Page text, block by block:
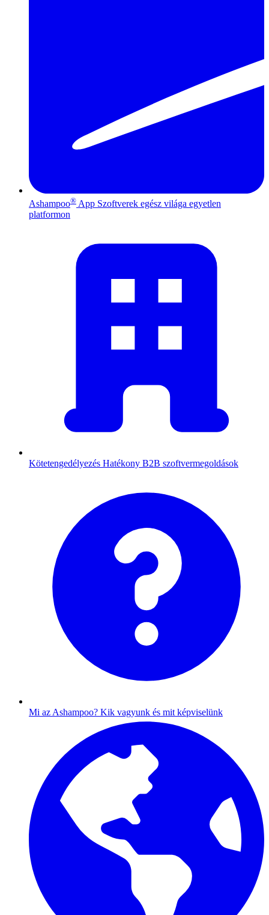
Ashampoo® App Szoftverek egész világa egyetlen
platformon
Kötetengedélyezés Hatékony B2B szoftvermegoldások
Mi az Ashampoo? Kik vagyunk és mit képviselünk